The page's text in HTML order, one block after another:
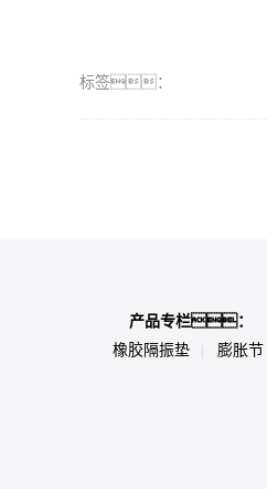
标签：
产品专栏：
橡胶隔振垫
膨胀节